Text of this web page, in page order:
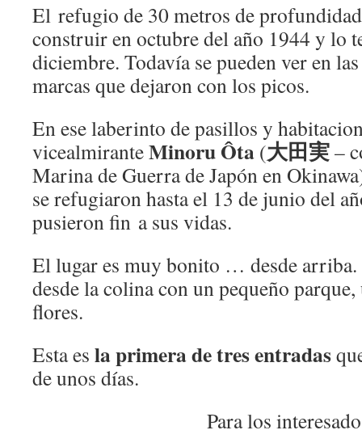
El refugio de 30 metros de
construir en octubre del año 1944 y lo
diciembre. Todavía se pueden ver en
marcas que dejaron con los picos.
En ese laberinto de pasillos y
vicealmiranteMinoru Ôta (大田実–
Marina de Guerra de Japón en
se refugiaron hasta el 13 de junio del
pusieron fin a sus vidas.
El lugar es muy bonito … desde arriba.
desde la colina con un pequeño
flores.
Esta es la primera de tres entradas
de unos días.
Para los